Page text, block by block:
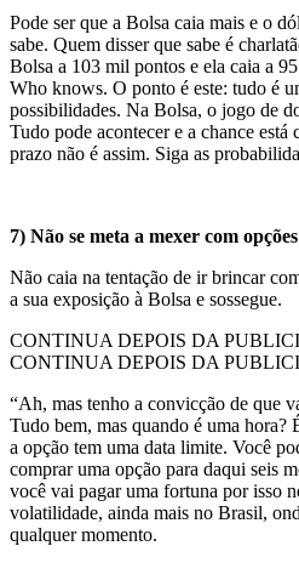
Pode ser que a Bolsa caia mais e o
sabe. Quem disser que sabe é
Bolsa a 103 mil pontos e ela caia a
Who knows. O ponto é este: tudo é
possibilidades. Na Bolsa, o jogo de
Tudo pode acontecer e a chance
prazo não é assim. Siga as
7) Não se meta a mexer com
Não caia na tentação de ir brincar
a sua exposição à Bolsa e sossegue.
CONTINUA DEPOIS DA
CONTINUA DEPOIS DA
“Ah, mas tenho a convicção de que
Tudo bem, mas quando é uma hora?
a opção tem uma data limite. Você
comprar uma opção para daqui seis
você vai pagar uma fortuna por isso
volatilidade, ainda mais no Brasil,
qualquer momento.